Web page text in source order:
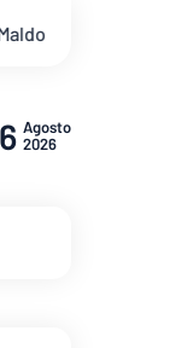
en
6 Agosto
2026